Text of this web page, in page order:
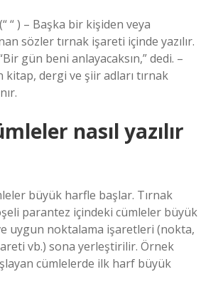
“ ) – Başka bir kişiden veya
sözler tırnak işareti içinde yazılır.
gün beni anlayacaksın,” dedi. –
kitap, dergi ve şiir adları tırnak
nasıl yazılır
büyük harfle başlar. Tırnak
parantez içindeki cümleler büyük
uygun noktalama işaretleri (nokta,
vb.) sona yerleştirilir. Örnek
cümlelerde ilk harf büyük